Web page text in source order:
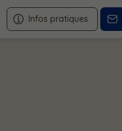
Infos pratiques